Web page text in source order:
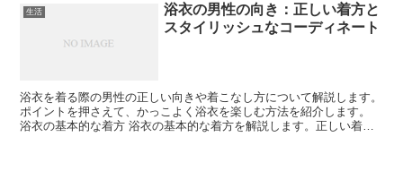
生活
浴衣の男性の向き：正しい着方と
スタイリッシュなコーディネート
浴衣を着る際の男性の正しい向きや着こなし方について解説します。
ポイントを押さえて、かっこよく浴衣を楽しむ方法を紹介します。
浴衣の基本的な着方 浴衣の基本的な着方を解説します。正しい着方